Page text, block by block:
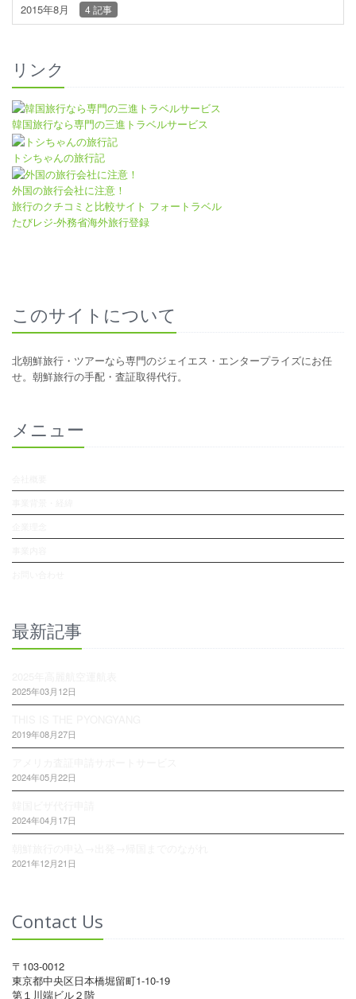
2015年8月 4 記事
リンク
韓国旅行なら専門の三進トラベルサービス
トシちゃんの旅行記
外国の旅行会社に注意！
旅行のクチコミと比較サイト フォートラベル
たびレジ-外務省海外旅行登録
このサイトについて
北朝鮮旅行・ツアーなら専門のジェイエス・エンタープライズにお任
せ。朝鮮旅行の手配・査証取得代行。
メニュー
最新記事
2025年03月12日
2019年08月27日
2024年05月22日
2024年04月17日
2021年12月21日
Contact Us
〒103-0012
東京都中央区日本橋堀留町1-10-19
第１川端ビル２階